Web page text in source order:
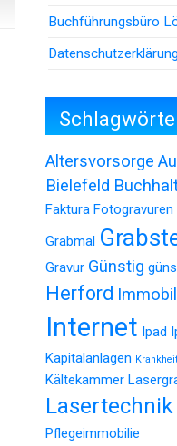
Buchführungsbüro
Altersvorsorge
Bielefeld
Faktura Fotogravuren
Grabmal
Gravur Günstig
Herford
Internet Ipad
Kapitalanlagen Krankheit
Kältekammer
Lasertechnik
Pflegeimmobilie